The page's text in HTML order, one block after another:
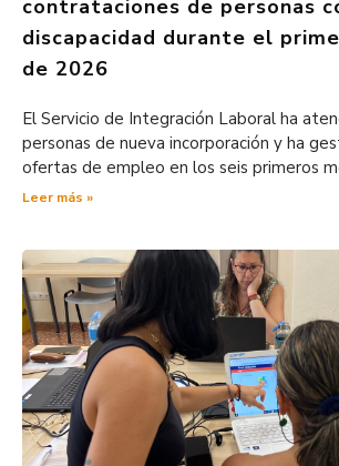
contrataciones de personas
discapacidad durante el
de 2026
El Servicio de Integración Laboral ha
personas de nueva incorporación y ha
ofertas de empleo en los seis primeros
Leer más »